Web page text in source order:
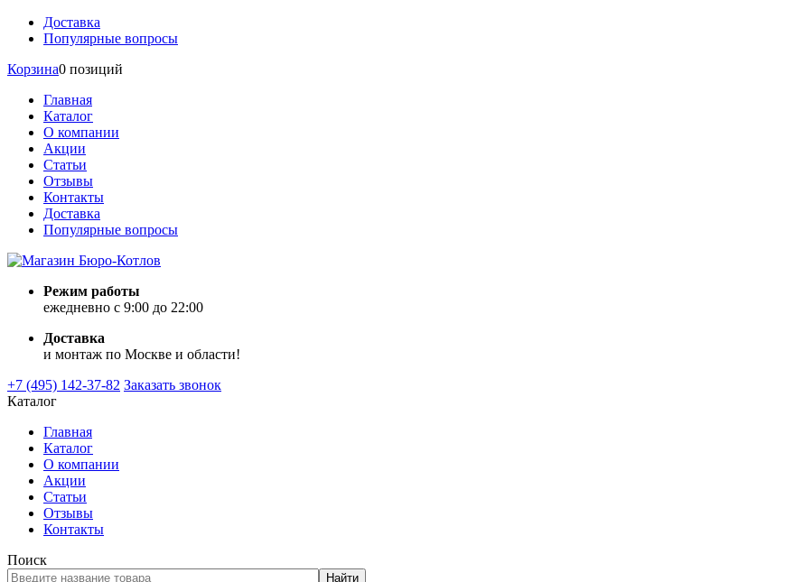
Доставка
Популярные вопросы
Корзина0 позиций
Главная
Каталог
О компании
Акции
Статьи
Отзывы
Контакты
Доставка
Популярные вопросы
Режим работы
ежедневно с 9:00 до 22:00
Доставка
и монтаж по Москве и области!
+7 (495) 142-37-82 Заказать звонок
Каталог
Главная
Каталог
О компании
Акции
Статьи
Отзывы
Контакты
Поиск
Найти